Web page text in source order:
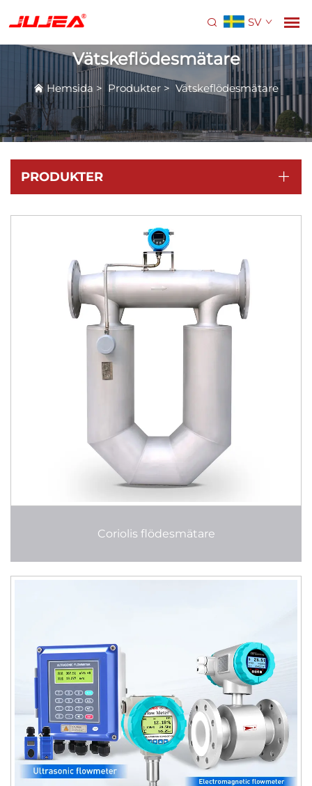
SV
Vätskeflödesmätare
Hemsida > Produkter > Vätskeflödesmätare
PRODUKTER
Coriolis flödesmätare